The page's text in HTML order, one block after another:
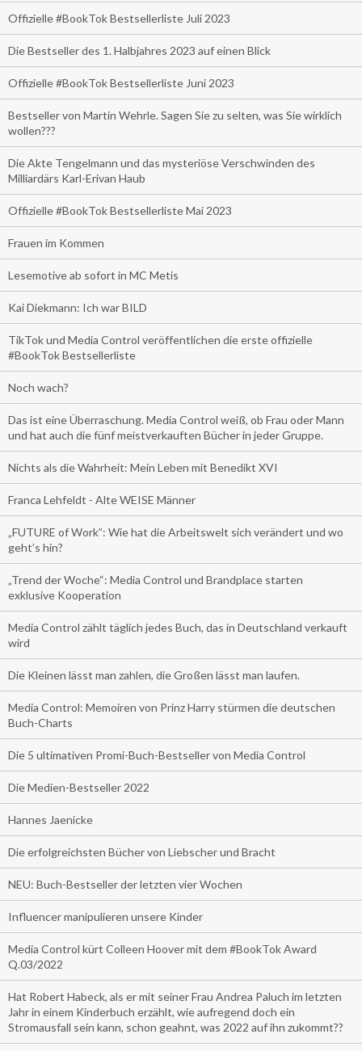
Offizielle #BookTok Bestsellerliste Juli 2023
Die Bestseller des 1. Halbjahres 2023 auf einen Blick
Offizielle #BookTok Bestsellerliste Juni 2023
Bestseller von Martin Wehrle. Sagen Sie zu selten, was Sie wirklich
wollen???
Die Akte Tengelmann und das mysteriöse Verschwinden des
Milliardärs Karl-Erivan Haub
Offizielle #BookTok Bestsellerliste Mai 2023
Frauen im Kommen
Lesemotive ab sofort in MC Metis
Kai Diekmann: Ich war BILD
TikTok und Media Control veröffentlichen die erste offizielle
#BookTok Bestsellerliste
Noch wach?
Das ist eine Überraschung. Media Control weiß, ob Frau oder Mann
und hat auch die fünf meistverkauften Bücher in jeder Gruppe.
Nichts als die Wahrheit: Mein Leben mit Benedikt XVI
Franca Lehfeldt - Alte WEISE Männer
„FUTURE of Work”: Wie hat die Arbeitswelt sich verändert und wo
geht’s hin?
„Trend der Woche“: Media Control und Brandplace starten
exklusive Kooperation
Media Control zählt täglich jedes Buch, das in Deutschland verkauft
wird
Die Kleinen lässt man zahlen, die Großen lässt man laufen.
Media Control: Memoiren von Prinz Harry stürmen die deutschen
Buch-Charts
Die 5 ultimativen Promi-Buch-Bestseller von Media Control
Die Medien-Bestseller 2022
Hannes Jaenicke
Die erfolgreichsten Bücher von Liebscher und Bracht
NEU: Buch-Bestseller der letzten vier Wochen
Influencer manipulieren unsere Kinder
Media Control kürt Colleen Hoover mit dem #BookTok Award
Q.03/2022
Hat Robert Habeck, als er mit seiner Frau Andrea Paluch im letzten
Jahr in einem Kinderbuch erzählt, wie aufregend doch ein
Stromausfall sein kann, schon geahnt, was 2022 auf ihn zukommt??